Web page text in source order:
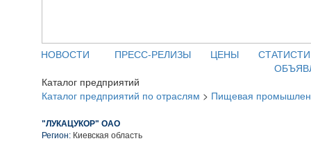
НОВОСТИ ПРЕСС-РЕЛИЗЫ ЦЕНЫ
Каталог предприятий
Каталог предприятий по отраслям > Пищевая
"ЛУКАЦУКОР" ОАО
Регион: Киевская область